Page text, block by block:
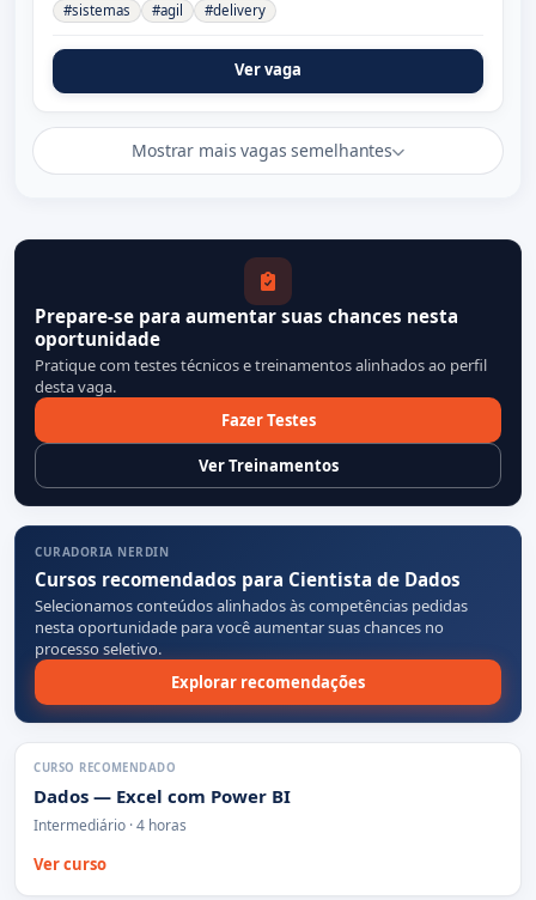
#sistemas #agil #delivery
Ver vaga
Mostrar mais vagas semelhantes
Prepare-se para aumentar suas chances nesta
oportunidade
Pratique com testes técnicos e treinamentos alinhados ao perfil
desta vaga.
Fazer Testes
Ver Treinamentos
CURADORIA NERDIN
Cursos recomendados para Cientista de Dados
Selecionamos conteúdos alinhados às competências pedidas
nesta oportunidade para você aumentar suas chances no
processo seletivo.
Explorar recomendações
CURSO RECOMENDADO
Dados — Excel com Power BI
Intermediário · 4 horas
Ver curso